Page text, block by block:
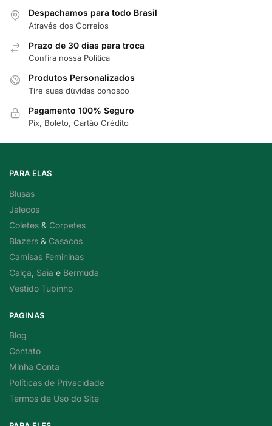
Despachamos para todo Brasil
Através dos Correios
Prazo de 30 dias para troca
Confira nossa Política
Produtos Personalizados
Tire suas dúvidas conosco
Pagamento 100% Seguro
Pix, Boleto, Cartão Crédito
PARA ELAS
Blusas
Jalecos
Coletes & Corpetes
Blazers & Casacos
Camisas Femininas
Calça, Saia e Bermuda
Vestido Tubinho
PAGINAS
Blog
Contato
Minha Conta
Políticas de Privacidade
Termos de Uso do Site